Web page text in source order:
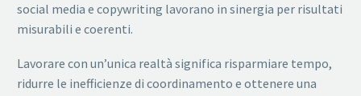
social media e copywriting lavorano in sinergia per risultati
misurabili e coerenti.
Lavorare con un’unica realtà significa risparmiare tempo,
ridurre le inefficienze di coordinamento e ottenere una